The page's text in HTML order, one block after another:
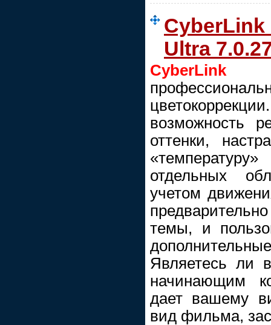
Ultra
CyberLink
возможность
оттенки,
отдельных
учетом
темы, и
Являетесь ли
начинающим
дает вашему
вид фильма,